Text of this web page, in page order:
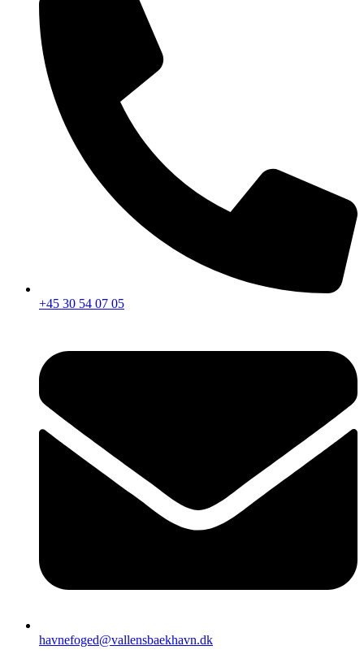
+45 30 54 07 05
havnefoged@vallensbaekhavn.dk